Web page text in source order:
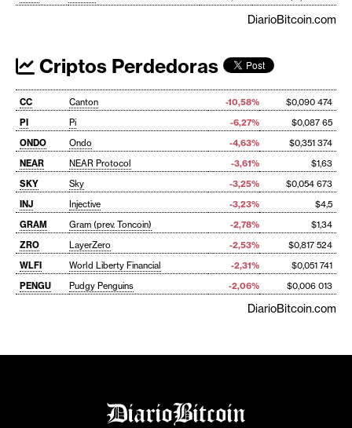
DiarioBitcoin.com
Criptos Perdedoras
CC Canton -10,58%
$0,090 474
PI
Pi -6,27%
$0,087 65
ONDO
Ondo -4,63%
$0,351 374
NEAR
NEAR Protocol -3,61%
$1,63
SKY
Sky -3,25%
$0,054 673
INJ
Injective -3,23%
$4,5
GRAM
Gram (prev. Toncoin) -2,78%
$1,34
ZRO
LayerZero -2,53%
$0,817 524
WLFI
World Liberty Financial -2,31%
$0,051 741
PENGU
Pudgy Penguins -2,06% $0,006 013
DiarioBitcoin.com